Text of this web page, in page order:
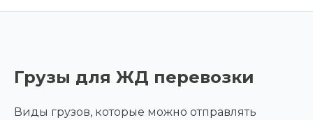
Грузы для ЖД перевозки
Виды грузов, которые можно отправлять